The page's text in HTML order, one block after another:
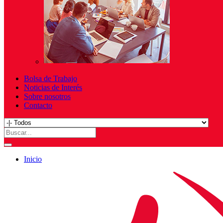
Bolsa de Trabajo
Noticias de Interés
Sobre nosotros
Contacto
Inicio